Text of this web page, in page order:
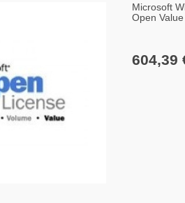
Microsoft
Open
604,39